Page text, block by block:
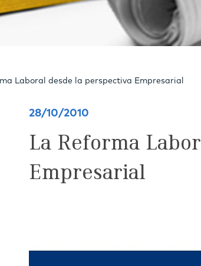
Laboral desde la perspectiva Empresarial
28/10/2010
La Reforma
Empresarial